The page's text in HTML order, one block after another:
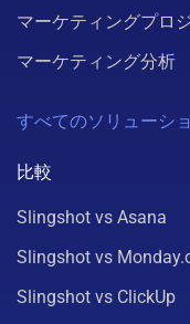
マーケティングプロ
マーケティング分析
すべてのソリューシ
比較
Slingshot vs Asana
Slingshot vs
Slingshot vs ClickUp